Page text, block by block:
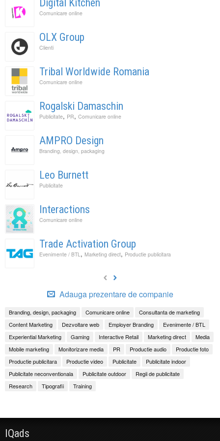
Digital Kitchen
Comunicare online
OLX Group
Clienti
Tribal Worldwide Romania
Comunicare online
Rogalski Damaschin
Publicitate, PR, Comunicare online
AMPRO Design
Branding, design, packaging
Leo Burnett
Publicitate
Interactions
Comunicare online
Trade Activation Group
Evenimente / BTL , Marketing direct, Productie publicitara
Adauga prezentare de companie
Branding, design, packaging Comunicare online
Consultanta de marketing
Content Marketing
Dezvoltare web Employer Branding
Evenimente / BTL
Experiential Marketing
Gaming Interactive Retail Marketing direct
Media
Mobile marketing
Monitorizare media PR Productie audio
Productie foto
Productie publicitara
Productie video Publicitate
Publicitate indoor
Publicitate neconventionala
Publicitate outdoor
Regii de publicitate
Research
Tipografii Training
IQads